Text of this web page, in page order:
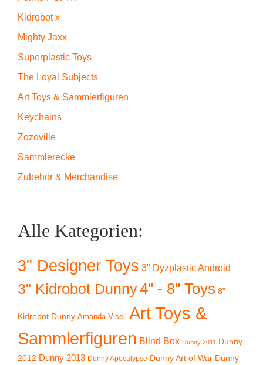
Kidrobot x
Mighty Jaxx
Superplastic Toys
The Loyal Subjects
Art Toys & Sammlerfiguren
Keychains
Zozoville
Sammlerecke
Zubehör & Merchandise
Alle Kategorien:
3" Designer Toys 3" Dyzplastic Android
3" Kidrobot Dunny4" - 8" Toys 8"
Kidrobot Dunny Amanda Visell Art Toys &
Sammlerfiguren Blind Box Dunny 2011 Dunny
2012 Dunny 2013 Dunny Apocalypse Dunny Art of War Dunny